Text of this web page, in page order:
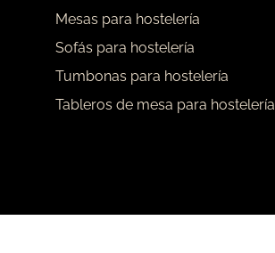
Mesas para hostelería
Sofás para hostelería
Tumbonas para hostelería
Tableros de mesa para hostelería